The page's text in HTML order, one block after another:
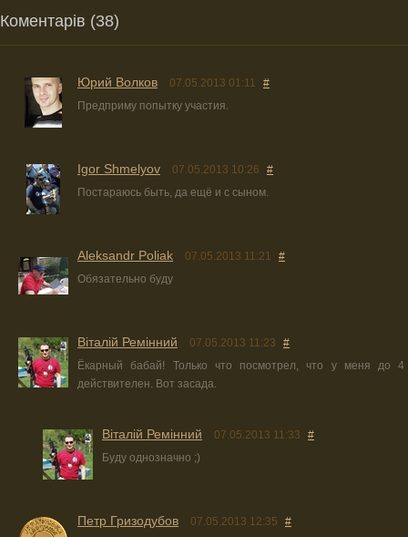
Коментарів (38)
Юрий Волков 07.05.2013 01:11
#
Предприму попытку участия.
Igor Shmelyov 07.05.2013 10:26
#
Постараюсь быть, да ещё и с сыном.
Aleksandr Poliak 07.05.2013 11:21
#
Обязательно буду
Віталій Ремінний 07.05.2013 11:23
#
Ёкарный бабай! Только что посмотрел, что у меня до 4
действителен. Вот засада.
Віталій Ремінний 07.05.2013 11:33
#
Буду однозначно ;)
Петр Гризодубов 07.05.2013 12:35
#